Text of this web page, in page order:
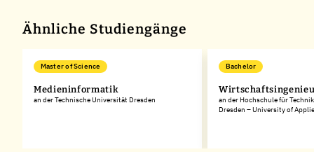
Ähnliche Studiengänge
Master of Science
Medieninformatik
an der Technische Universität Dresden
Bachelor
an der Hochschule für
Dresden – University of